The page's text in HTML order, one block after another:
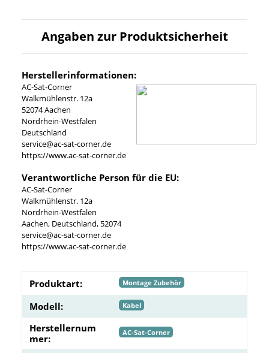
Angaben zur Produktsicherheit
Herstellerinformationen:
AC-Sat-Corner
Walkmühlenstr. 12a
52074 Aachen
Nordrhein-Westfalen
Deutschland
service@ac-sat-corner.de
https://www.ac-sat-corner.de
Verantwortliche Person für die EU:
AC-Sat-Corner
Walkmühlenstr. 12a
Nordrhein-Westfalen
Aachen, Deutschland, 52074
service@ac-sat-corner.de
https://www.ac-sat-corner.de
Produktart: Montage Zubehör
Modell: Kabel
Herstellernum
mer:
AC-Sat-Corner